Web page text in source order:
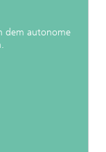
dem autonome